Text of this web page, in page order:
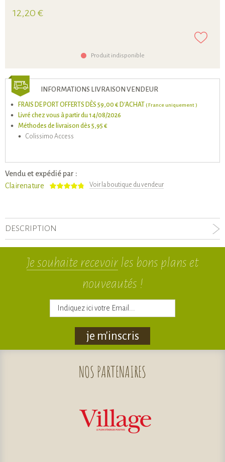
12,20 €
Produit indisponible
INFORMATIONS LIVRAISON VENDEUR
FRAIS DE PORT OFFERTS DÈS 59,00 € D'ACHAT ( France uniquement )
Livré chez vous à partir du 14/08/2026
Méthodes de livraison dès 5,95 €
Colissimo Access
Vendu et expédié par :
Clairenature
Voir la boutique du vendeur
DESCRIPTION
Je souhaite recevoirles bons plans et
nouveautés !
je m'inscris
NOS PARTENAIRES